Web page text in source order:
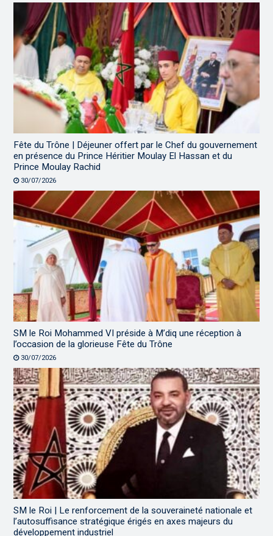
Fête du Trône | Déjeuner offert par le Chef du gouvernement
en présence du Prince Héritier Moulay El Hassan et du
Prince Moulay Rachid
30/07/2026
SM le Roi Mohammed VI préside à M’diq une réception à
l’occasion de la glorieuse Fête du Trône
30/07/2026
SM le Roi | Le renforcement de la souveraineté nationale et
l’autosuffisance stratégique érigés en axes majeurs du
développement industriel